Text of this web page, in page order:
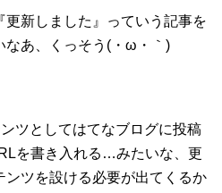
更新しました』っていう記事を
なあ、くっそう(・ω・｀)
ツとしてはてなブログに投稿
を書き入れる…みたいな、更
ンツを設ける必要が出てくるか